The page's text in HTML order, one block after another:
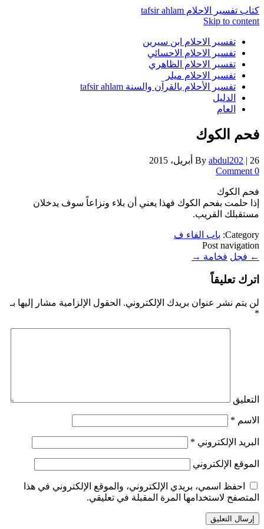
كتاب تفسير الاحلام tafsir ahlam
Skip to content
تفسير الاحلام ابن سيرين
تفسير الاحلام الاحسائي
تفسير الاحلام الظاهري
تفسير الاحلام ميلر
تفسير الأحلام بالقرآن والسنة tafsir ahlam
الدليل
العام
فحم الكوك
By abdul202 | 26 أبريل، 2015
0 Comment
فحم الكوك
إذا حلمت بفحم الكوك فهذا يعني أن بلاء ونزاعاً سوف يدخلان
مستقبلك القريب.
Category: باب الفاء ف
Post navigation
← فجل فخامة →
اترك تعليقاً
لن يتم نشر عنوان بريدك الإلكتروني. الحقول الإلزامية مشار إليها بـ
*
التعليق
الاسم *
البريد الإلكتروني *
الموقع الإلكتروني
احفظ اسمي، بريدي الإلكتروني، والموقع الإلكتروني في هذا
المتصفح لاستخدامها المرة المقبلة في تعليقي.